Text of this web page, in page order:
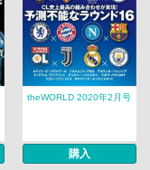
theWORLD 2020年2月号
購入